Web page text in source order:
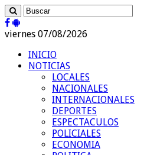
viernes 07/08/2026
INICIO
NOTICIAS
LOCALES
NACIONALES
INTERNACIONALES
DEPORTES
ESPECTACULOS
POLICIALES
ECONOMIA